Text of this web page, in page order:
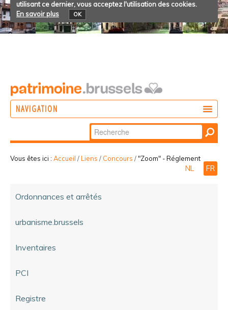
utilisant ce dernier, vous acceptez l'utilisation des cookies.
En savoir plus
OK
NAVIGATION
Chercher par
Recherche
avancée…
Vous êtes ici : Accueil /Liens / Concours /"Zoom" - Réglement
NL FR
Ordonnances et arrêtés
urbanisme.brussels
Inventaires
PCI
Registre